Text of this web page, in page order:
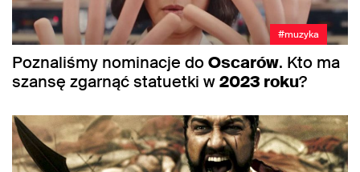
#muzyka
Poznaliśmy nominacje doOscarów. Kto ma
szansę zgarnąć statuetki w2023 roku?